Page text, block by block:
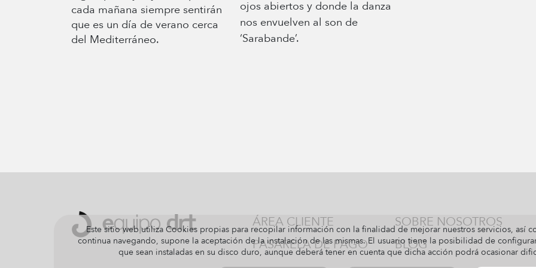
cada mañana siempre sentirán
que es un día de verano cerca
del Mediterráneo.
ojos abiertos y donde la danza
nos envuelven al son de
‘Sarabande’.
ÁREA CLIENTE
PASARELA DE PAGO
SOBRE NOSOTROS
BLOG
Este sitio web utiliza Cookies propias para recopilar información con la finalidad de mejorar nuestros servicios, así
continua navegando, supone la aceptación de la instalación de las mismas. El usuario tiene la posibilidad de
que sean instaladas en su disco duro, aunque deberá tener en cuenta que dicha acción podrá ocasionar